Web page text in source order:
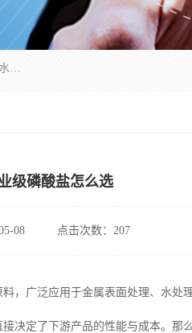
氢氧化钠化学式为NaOH，为一种具有很强腐蚀性的强碱，一般为片状或颗粒形态，易溶于水(溶于水时放热)并形成碱性溶液，另有潮解性，易吸取空气中的水蒸气(潮解)和(变质)。NaOH是化学实验室其中一种必备的化学品，亦为常见的化工品之一。纯品是无色透明的晶体。密度2.130g/cm3。熔点318.4℃。沸点1390℃。工业品含有少量的氯化和碳酸，是白色不透明的晶体。
级磷酸盐怎么选
08 点击次数：207
，广泛应用于金属表面处理、水处
决定了下游产品的性能与成本。那